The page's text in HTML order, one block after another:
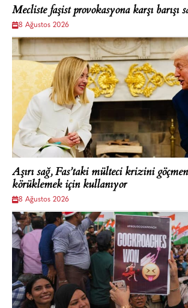
Mecliste faşist provokasyona karşı barışı
8 Ağustos 2026
Aşırı sağ, Fas’taki mülteci krizini göçmen
körüklemek için kullanıyor
8 Ağustos 2026